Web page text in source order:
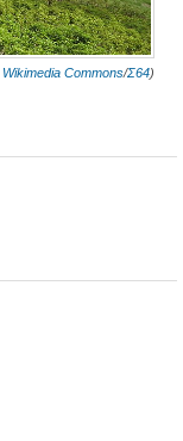
Wikimedia Commons/Σ64)